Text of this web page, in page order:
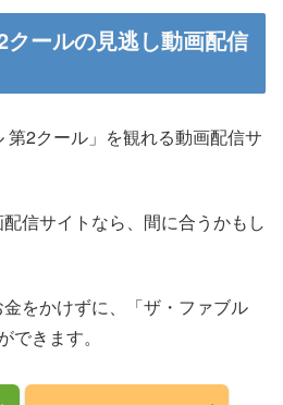
ールの見逃し動画配信
第2クール」を観れる動画配信サ
信サイトなら、間に合うかもし
をかけずに、「ザ・ファブル
きます。